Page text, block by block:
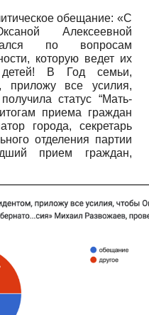
обещание: «С
Алексеевной
по вопросам
которую ведет их
В Год семьи,
приложу все усилия,
статус “Мать-
приема граждан
города, секретарь
отделения партии
прием граждан,